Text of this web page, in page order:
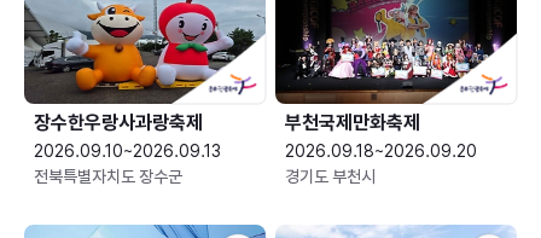
장수한우랑사과랑축제
2026.09.10~2026.09.13
전북특별자치도 장수군
부천국제만화축제
2026.09.18~2026.09.20
경기도 부천시